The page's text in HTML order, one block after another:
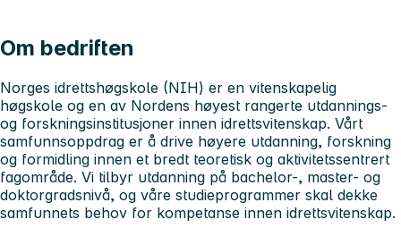
Om bedriften
Norges idrettshøgskole (NIH) er en vitenskapelig
høgskole og en av Nordens høyest rangerte utdannings-
og forskningsinstitusjoner innen idrettsvitenskap. Vårt
samfunnsoppdrag er å drive høyere utdanning, forskning
og formidling innen et bredt teoretisk og aktivitetssentrert
fagområde. Vi tilbyr utdanning på bachelor-, master- og
doktorgradsnivå, og våre studieprogrammer skal dekke
samfunnets behov for kompetanse innen idrettsvitenskap.